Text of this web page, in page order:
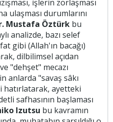
işlerin zorlaşması
ulaşması durumlarını
Mustafa Öztürk bu
analizde, bazı selef
gibi (Allah'ın bacağı)
dilbilimsel açıdan
"dehşet" mecazı
anlarda "savaş sâkı
ayetteki
safhasının başlaması
Izutsu bu kavramın